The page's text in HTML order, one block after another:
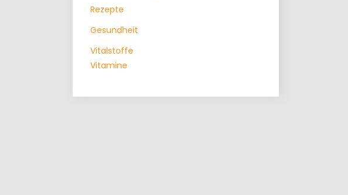
Rezepte
Gesundheit
Vitalstoffe
Vitamine